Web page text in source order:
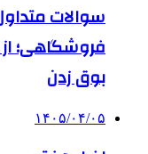
سوالات
فروشگاهی؛
بوق زدن
۱۴۰۵/۰۴/۰۵